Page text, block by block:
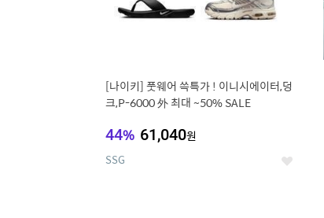
[나이키] 풋웨어 쓱특가 ! 이니시에이터,덩
크,P-6000 外 최대 ~50% SALE
44% 61,040원
SSG 좋